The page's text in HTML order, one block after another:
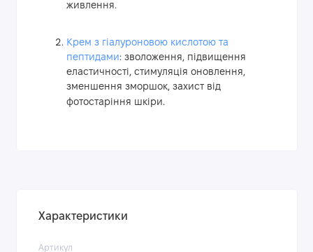
живлення.
Крем з гіалуроновою кислотою та
пептидами: зволоження, підвищення
еластичності, стимуляція оновлення,
зменшення зморшок, захист від
фотостаріння шкіри.
Характеристики
Артикул